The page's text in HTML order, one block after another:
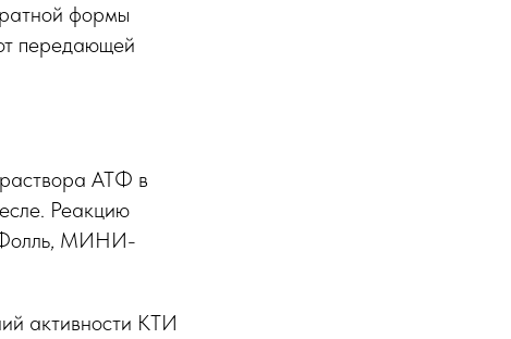
формы
передающей
АТФ в
Реакцию
Фолль, МИНИ-
активности КТИ